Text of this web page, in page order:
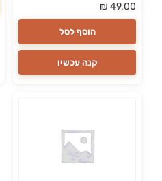
₪ 49.00
הוסף לסל
קנה עכשיו